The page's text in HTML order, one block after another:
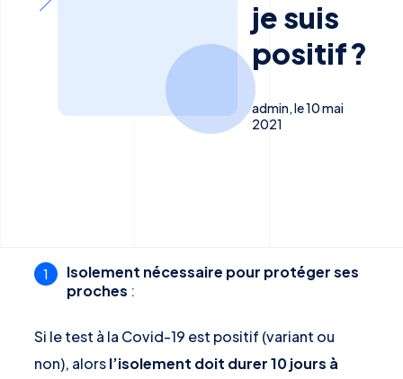
je suis
positif ?
admin, le 10 mai
2021
Isolement nécessaire pour protéger ses
proches :
Si le test à la Covid-19 est positif (variant ou
non), alorsl’isolement doit durer 10 jours à